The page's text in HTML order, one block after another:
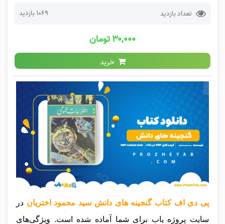
تعداد بازدید 1069 بازدید
۳۰,۰۰۰ تومان
خرید
پی دی اف کتاب گنجینه های دانش سید محمود اختریان در
سایت پروژه یاب برای شما آماده شده است. ویژگی‌های